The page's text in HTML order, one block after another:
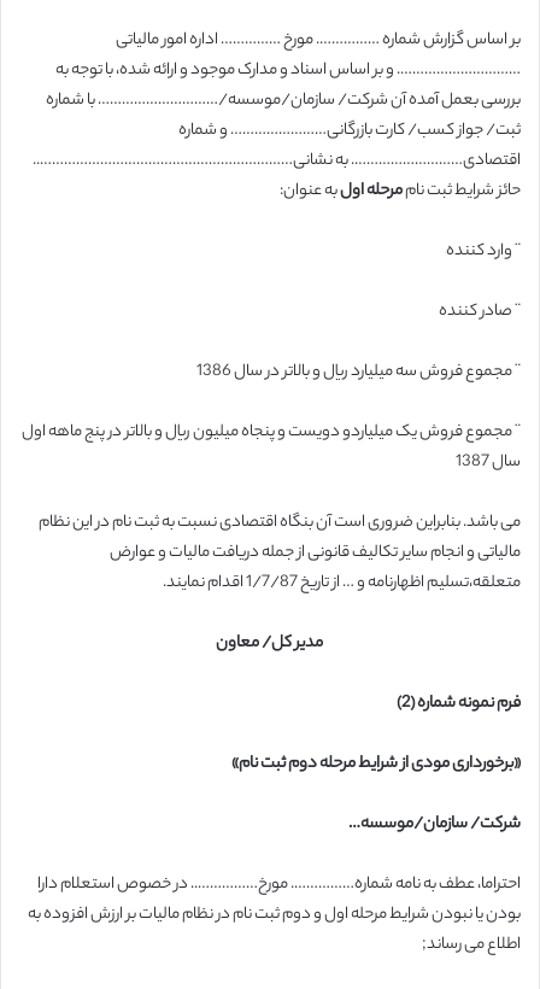
بر اساس گزارش شماره ……………. مورخ …………… اداره امور مالیاتی
…………………………. و بر اساس اسناد و مدارک موجود و ارائه شده، با توجه به
بررسی بعمل آمده آن شرکت/ سازمان/موسسه/………………………… با شماره
ثبت/ جواز کسب/ کارت بازرگانی…………………… و شماره
اقتصادی………………………. به نشانی………………………………………………………..
حائز شرایط ثبت ناممرحله اولبه عنوان:
¨ وارد کننده
¨ صادر کننده
¨ مجموع فروش سه میلیارد ریال و بالاتر در سال 1386
¨ مجموع فروش یک میلیاردو دویست و پنجاه میلیون ریال و بالاتر در پنج ماهه اول
سال 1387
می باشد. بنابراین ضروری است آن بنگاه اقتصادی نسبت به ثبت نام در این نظام
مالیاتی و انجام سایر تکالیف قانونی از جمله دریافت مالیات و عوارض
متعلقه،تسلیم اظهارنامه و … از تاریخ 1/7/87 اقدام نمایند.
مدیر کل/ معاون
فرم نمونه شماره (2)
«برخورداری مودی از شرایط مرحله دوم ثبت نام»
شرکت/ سازمان/موسسه…
احتراما، عطف به نامه شماره……………. مورخ…………….. در خصوص استعلام دارا
بودن یا نبودن شرایط مرحله اول و دوم ثبت نام در نظام مالیات بر ارزش افزوده به
اطلاع می رساند;